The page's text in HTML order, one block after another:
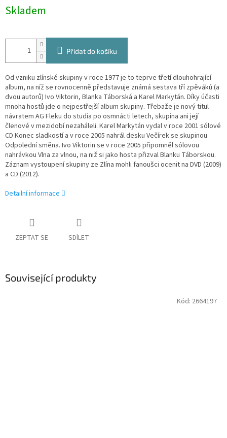
cena:
Skladem
Přidat do košíku
Od vzniku zlínské skupiny v roce 1977 je to teprve třetí dlouhohrající
album, na níž se rovnocenně představuje známá sestava tří zpěváků (a
dvou autorů) Ivo Viktorin, Blanka Táborská a Karel Markytán. Díky účasti
mnoha hostů jde o nejpestřejší album skupiny. Třebaže je nový titul
návratem AG Fleku do studia po osmnácti letech, skupina ani její
členové v mezidobí nezaháleli. Karel Markytán vydal v roce 2001 sólové
CD Konec sladkostí a v roce 2005 nahrál desku Večírek se skupinou
Odpolední směna. Ivo Viktorin se v roce 2005 připomněl sólovou
nahrávkou Vlna za vlnou, na niž si jako hosta přizval Blanku Táborskou.
Záznam vystoupení skupiny ze Zlína mohli fanoušci ocenit na DVD (2009)
a CD (2012).
Detailní informace
ZEPTAT SE SDÍLET
Související produkty
Kód: 2664197